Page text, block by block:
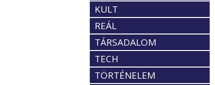
KULT
REÁL
TÁRSADALOM
TECH
TÖRTÉNELEM